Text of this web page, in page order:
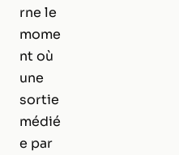
rne le
mome
nt où
une
sortie
médié
e par